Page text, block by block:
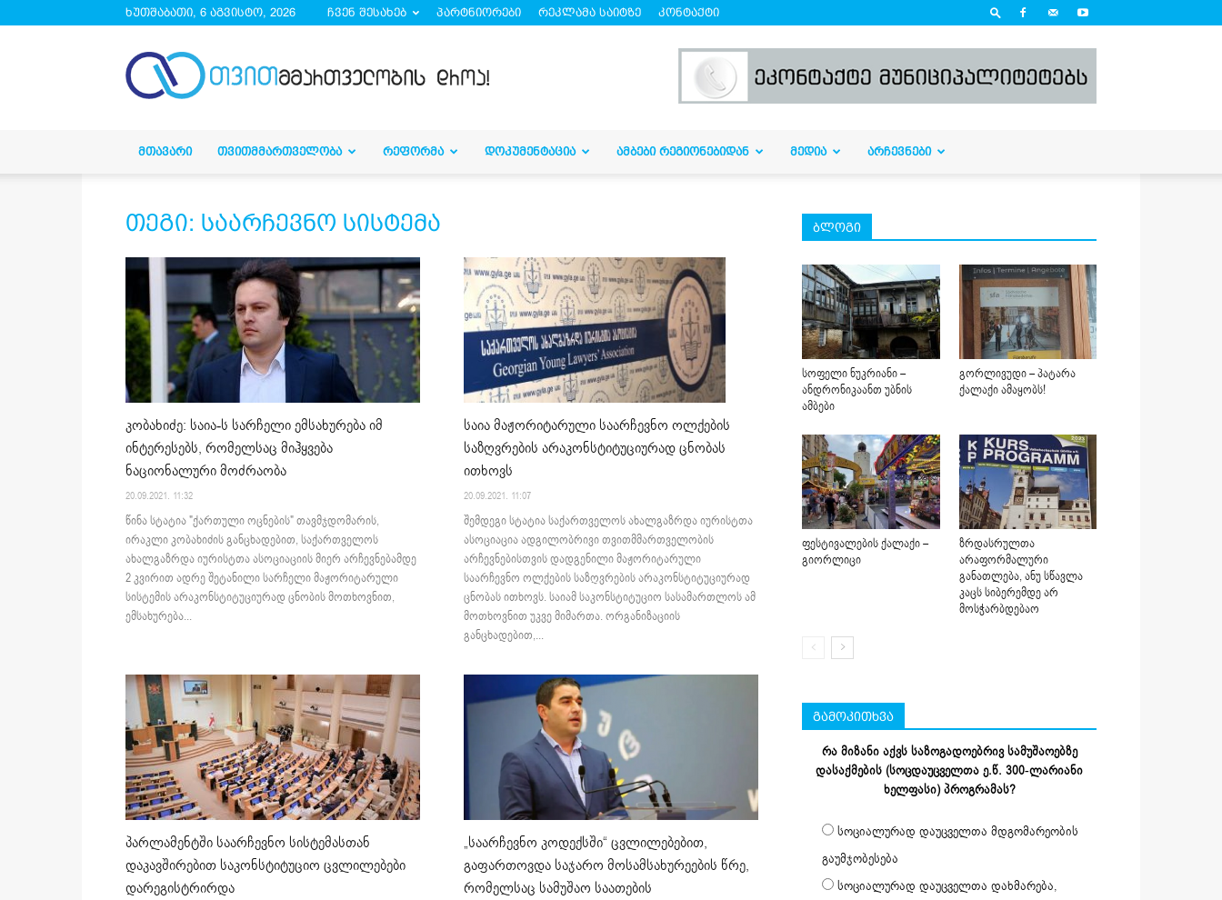
ხუთშაბათი, 6 აგვისტო, 2026 ჩვენ შესახებ პარტნიორები რეკლამა საიტზე კონტაქტი
ᲛᲗᲐᲕᲐᲠᲘ ᲗᲕᲘᲗᲛᲛᲐᲠᲗᲕᲔᲚᲝᲑᲐ ᲠᲔᲤᲝᲠᲛᲐ ᲓᲝᲙᲣᲛᲔᲜᲢᲐᲪᲘᲐ ᲐᲛᲑᲔᲑᲘ ᲠᲔᲒᲘᲝᲜᲔᲑᲘᲓᲐᲜ ᲛᲔᲓᲘᲐ ᲐᲠᲩᲔᲕᲜᲔᲑᲘ
თეგი: საარჩევნო სისტემა
კობახიძე: საია-ს სარჩელი ემსახურება იმ
ინტერესებს, რომელსაც მიჰყვება
ნაციონალური მოძრაობა
20.09.2021. 11:32
წინა სტატია "ქართული ოცნების" თავმჯდომარის,
ირაკლი კობახიძის განცხადებით, საქართველოს
ახალგაზრდა იურისტთა ასოციაციის მიერ არჩევნებამდე
2 კვირით ადრე შეტანილი სარჩელი მაჟორიტარული
სისტემის არაკონსტიტუციურად ცნობის მოთხოვნით,
ემსახურება...
საია მაჟორიტარული საარჩევნო ოლქების
საზღვრების არაკონსტიტუციურად ცნობას
ითხოვს
20.09.2021. 11:07
შემდეგი სტატია საქართველოს ახალგაზრდა იურისტთა
ასოციაცია ადგილობრივი თვითმმართველობის
არჩევნებისთვის დადგენილი მაჟორიტარული
საარჩევნო ოლქების საზღვრების არაკონსტიტუციურად
ცნობას ითხოვს. საიამ საკონსტიტუციო სასამართლოს ამ
მოთხოვნით უკვე მიმართა. ორგანიზაციის
განცხადებით,...
პარლამენტში საარჩევნო სისტემასთან
დაკავშირებით საკონსტიტუციო ცვლილებები
დარეგისტრირდა
„საარჩევნო კოდექსში“ ცვლილებებით,
გაფართოვდა საჯარო მოსამსახურეების წრე,
რომელსაც სამუშაო საათების
ბლოგი
სოფელი ნუკრიანი –
ანდრონიკაანთ უბნის
ამბები
გორლივუდი – პატარა
ქალაქი ამაყობს!
ფესტივალების ქალაქი –
გიორლიცი
ზრდასრულთა
არაფორმალური
განათლება, ანუ სწავლა
კაცს სიბერემდე არ
მოსჭარბდებაო
გამოკითხვა
რა მიზანი აქვს საზოგადოებრივ სამუშაოებზე
დასაქმების (სოცდაუცველთა ე.წ. 300-ლარიანი
ხელფასი) პროგრამას?
სოციალურად დაუცველთა მდგომარეობის
გაუმჯობესება
სოციალურად დაუცველთა დახმარება,